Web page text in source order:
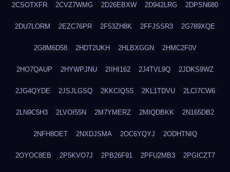
2CSOTXFR 2CVZ7WMG 2D26EBXW 2D942LRG 2DPSN680
2DU7LORM 2EZC76PR 2F53ZH8K 2FFJSSR3 2G789XQE
2G8M6D58 2HDT2UKH 2HLBXGGN 2HMC2F0V
2HO7QAUP 2HYWPJNU 2IIHI162 2J4TVL9Q 2JDKS9WZ
2JG4QYDE 2JSJLGSQ 2KKCIQS5 2KL1TDVU 2LCI7CW6
2LN9C5H3 2LVOI55N 2M7YMERZ 2MIQDBKK 2N165DB2
2NFH8OET 2NXDJSMA 2OC6YQYJ 2ODHTNIQ
2OYOC8EB 2P5KVO7J 2PB26F91 2PFU2MB3 2PGICZT7